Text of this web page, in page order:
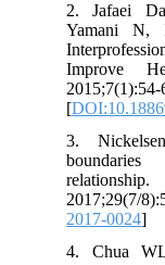
2. Jafaei
Yamani
Improve
[
3.
2017-0024
4. Chua